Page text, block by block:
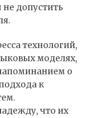
допустить
технологий,
моделях,
о
к
что их